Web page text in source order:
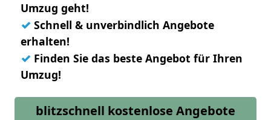
Umzug geht!
✓ Schnell & unverbindlich Angebote
erhalten!
✓ Finden Sie das beste Angebot für Ihren
Umzug!
blitzschnell kostenlose Angebote